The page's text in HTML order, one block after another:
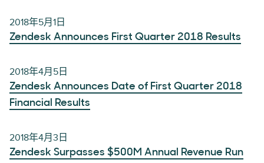
2018年5月1日
Zendesk Announces First Quarter 2018 Results
2018年4月5日
Zendesk Announces Date of First Quarter 2018
Financial Results
2018年4月3日
Zendesk Surpasses $500M Annual Revenue Run